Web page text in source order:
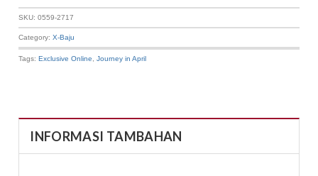
SKU:0559-2717
Category:X-Baju
Tags:Exclusive Online ,Journey in April
INFORMASI TAMBAHAN